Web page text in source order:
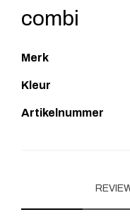
combi
Merk
Kleur
Artikelnummer